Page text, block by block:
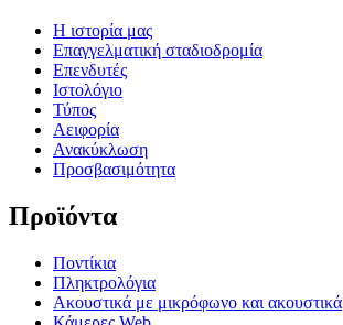
Η ιστορία μας
Επαγγελματική σταδιοδρομία
Επενδυτές
Ιστολόγιο
Τύπος
Αειφορία
Ανακύκλωση
Προσβασιμότητα
Προϊόντα
Ποντίκια
Πληκτρολόγια
Ακουστικά με μικρόφωνο και ακουστικά